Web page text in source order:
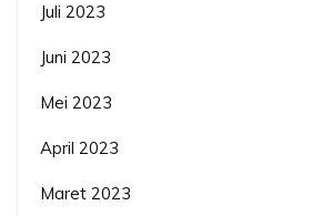
Juli 2023
Juni 2023
Mei 2023
April 2023
Maret 2023